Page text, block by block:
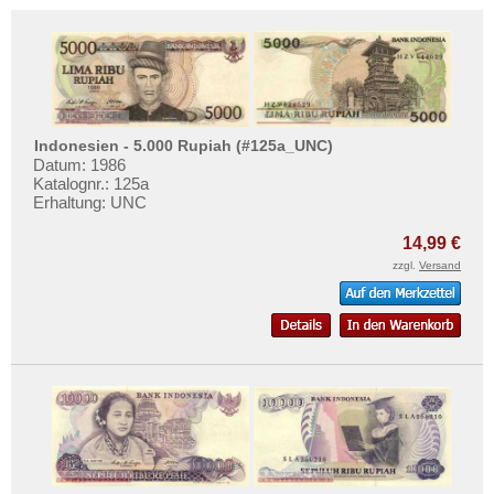
Indonesien - 5.000 Rupiah (#125a_UNC)
Datum: 1986
Katalognr.: 125a
Erhaltung: UNC
14,99 €
zzgl. Versand